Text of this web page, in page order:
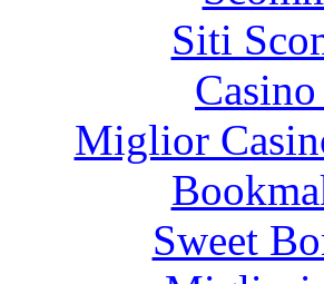
Siti
Miglior
Sweet